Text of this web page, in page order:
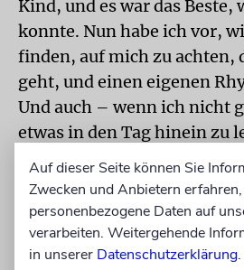
Kind, und es war das Beste,
konnte. Nun habe ich vor,
finden, auf mich zu achten,
geht, und einen eigenen
Und auch – wenn ich nicht
etwas in den Tag hinein zu
entspannen. Als
musste ich immer
ich Zeit, alles sacken zu
Malsachen möchte ich
viel Zeit mit meinem
Auf dieser Seite können Sie
Zwecken und Anbietern
personenbezogene Daten auf
verarbeiten. Weitergehende
in unserer Datenschutzerklärung.